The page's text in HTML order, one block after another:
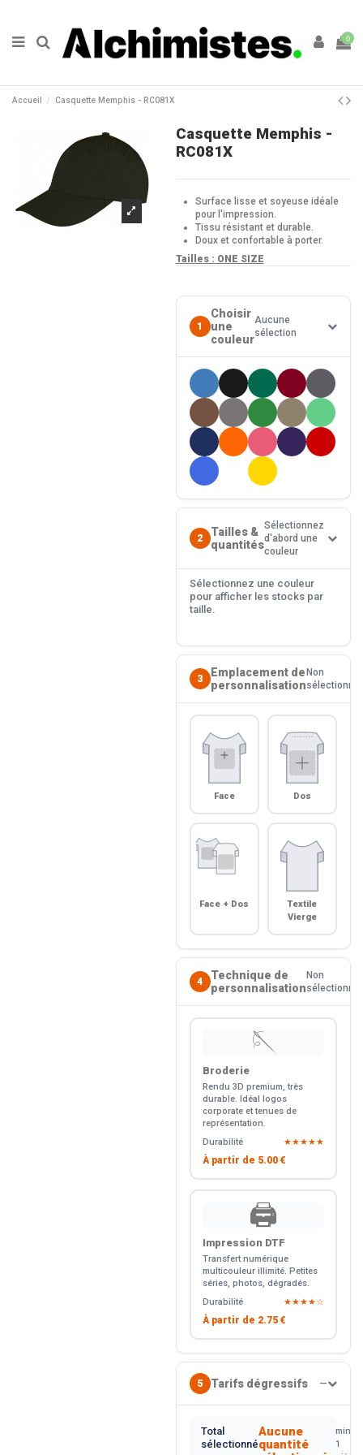
0
Accueil Casquette Memphis - RC081X
Casquette Memphis -
RC081X
Surface lisse et soyeuse idéale
pour l'impression.
Tissu résistant et durable.
Doux et confortable à porter.
Tailles : ONE SIZE
1
Choisir
une
couleur
Aucune
sélection
2
Tailles &
quantités
Sélectionnez
d'abord une
couleur
Sélectionnez une couleur
pour afficher les stocks par
taille.
3
Emplacement de
personnalisation
Non
sélectionné
Face Dos
Face + Dos
Textile
Vierge
4
Technique de
personnalisation
Non
sélectionné
🪡
Broderie
Rendu 3D premium, très
durable. Idéal logos
corporate et tenues de
représentation.
Durabilité
★★★★★
À partir de 5.00 €
🖨️
Impression DTF
Transfert numérique
multicouleur illimité. Petites
séries, photos, dégradés.
Durabilité
★★★★☆
À partir de 2.75 €
5 Tarifs dégressifs —
Total
sélectionné
Aucune
quantité
min.
1